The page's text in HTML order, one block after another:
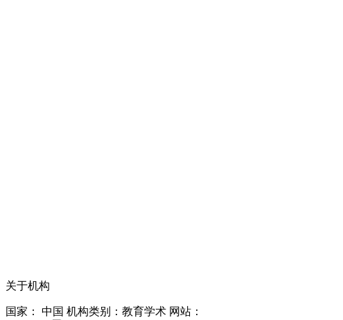
关于机构
国家： 中国 机构类别：教育学术 网站：